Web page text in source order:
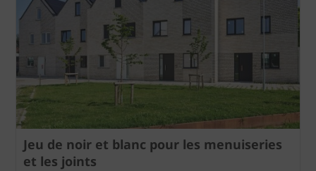
Jeu de noir et blanc pour les menuiseries
et les joints